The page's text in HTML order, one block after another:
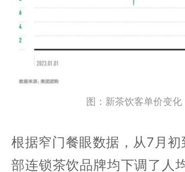
图：新茶饮客单价变化
根据窄门餐眼数据，从7月
部连锁茶饮品牌均下调了人